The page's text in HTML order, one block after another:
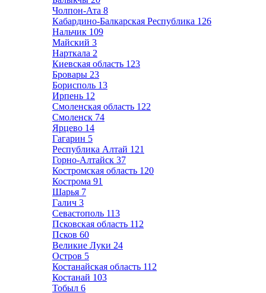
Чолпон-Ата 8
Кабардино-Балкарская Республика 126
Нальчик 109
Майский 3
Нарткала 2
Киевская область 123
Бровары 23
Борисполь 13
Ирпень 12
Смоленская область 122
Смоленск 74
Ярцево 14
Гагарин 5
Республика Алтай 121
Горно-Алтайск 37
Костромская область 120
Кострома 91
Шарья 7
Галич 3
Севастополь 113
Псковская область 112
Псков 60
Великие Луки 24
Остров 5
Костанайская область 112
Костанай 103
Тобыл 6